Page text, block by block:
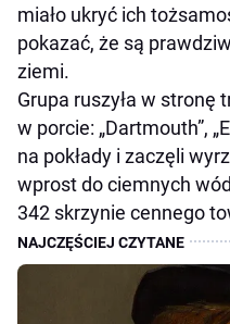
miało ukryć ich
pokazać, że są
ziemi.
Grupa ruszyła w
w porcie: „Dartmouth”,
na pokłady i zaczęli
wprost do ciemnych
342 skrzynie cennego